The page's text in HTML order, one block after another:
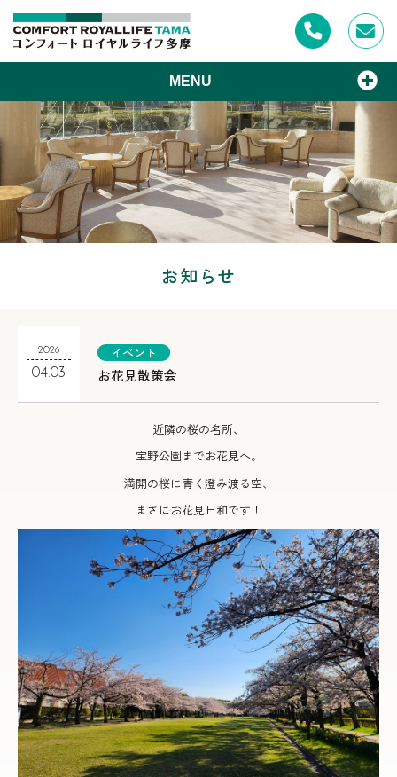
MENU
お知らせ
2026
04.03
イベント
お花見散策会
近隣の桜の名所、
宝野公園までお花見へ。
満開の桜に青く澄み渡る空、
まさにお花見日和です！